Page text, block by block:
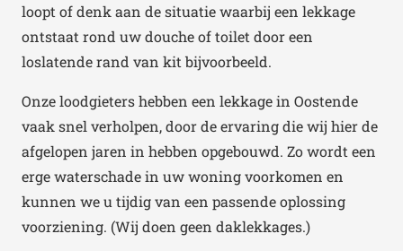
loopt of denk aan de situatie waarbij een lekkage
ontstaat rond uw douche of toilet door een
loslatende rand van kit bijvoorbeeld.
Onze loodgieters hebben een lekkage in Oostende
vaak snel verholpen, door de ervaring die wij hier de
afgelopen jaren in hebben opgebouwd. Zo wordt een
erge waterschade in uw woning voorkomen en
kunnen we u tijdig van een passende oplossing
voorziening. (Wij doen geen daklekkages.)